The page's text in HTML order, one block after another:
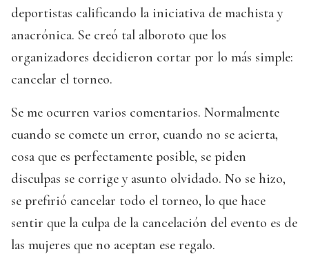
deportistas calificando la iniciativa de machista y
anacrónica. Se creó tal alboroto que los
organizadores decidieron cortar por lo más simple:
cancelar el torneo.
Se me ocurren varios comentarios. Normalmente
cuando se comete un error, cuando no se acierta,
cosa que es perfectamente posible, se piden
disculpas se corrige y asunto olvidado. No se hizo,
se prefirió cancelar todo el torneo, lo que hace
sentir que la culpa de la cancelación del evento es de
las mujeres que no aceptan ese regalo.